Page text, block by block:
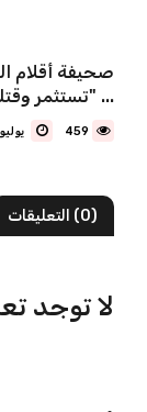
صحيفة أقلام
تستثمر وقتك" ...
459
(0) التعليقات
لا توجد